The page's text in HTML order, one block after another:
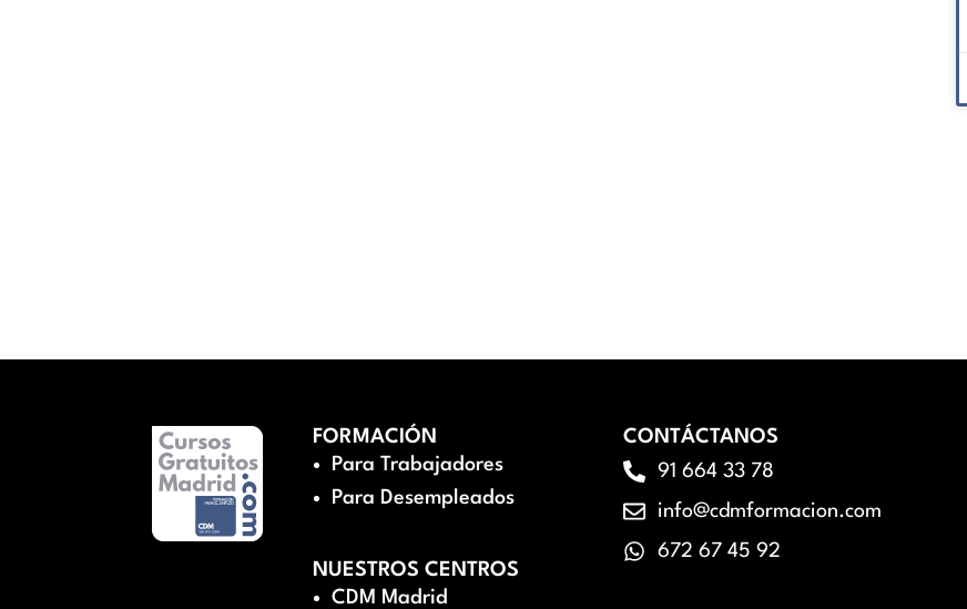
FORMACIÓN
Para Trabajadores
Para Desempleados
NUESTROS CENTROS
CDM Madrid
CONTÁCTANOS
91 664 33 78
info@cdmformacion.com
672 67 45 92